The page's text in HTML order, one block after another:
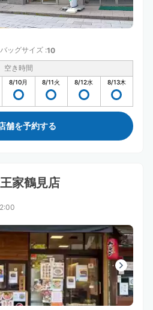
バッグサイズ :10
空き時間
8/10月 8/11火 8/12水 8/13木
舗を予約する
家鶴見店